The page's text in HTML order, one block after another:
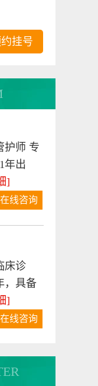
挂号
生于
日，中
在线咨询
护师 专
年出
]
在线咨询
床诊
，具备
]
在线咨询